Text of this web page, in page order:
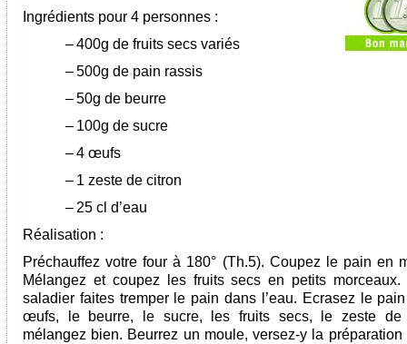
Ingrédients pour 4 personnes :
–400g de fruits secs variés
–500g de pain rassis
–50g de beurre
– 100g de sucre
–4 œufs
– 1 zeste de citron
– 25 cl d’eau
Réalisation :
Préchauffez votre four à 180° (Th.5). Coupez le pain en
Mélangez et coupez les fruits secs en petits
saladier faites tremper le pain dans l’eau. Ecrasez le
œufs, le beurre, le sucre, les fruits secs, le zeste de
mélangez bien. Beurrez un moule, versez-y la préparation